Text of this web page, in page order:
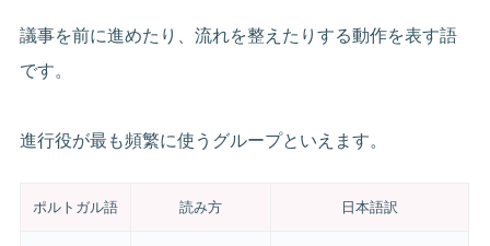
議事を前に進めたり、流れを整えたりする動作を表す語
です。
進行役が最も頻繁に使うグループといえます。
ポルトガル語 読み方 日本語訳